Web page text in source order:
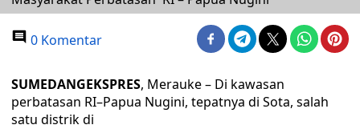
0 Komentar
SUMEDANGEKSPRES, Merauke – Di kawasan
perbatasan RI–Papua Nugini, tepatnya di Sota, salah
satu distrik di